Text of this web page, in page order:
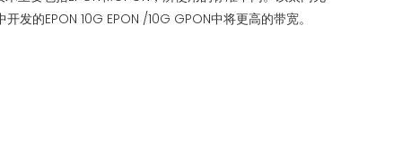
的EPON 10G EPON /10G GPON中将更高的带宽。